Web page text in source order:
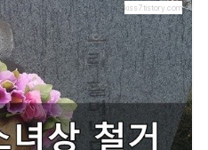
kiss7.tistory.com